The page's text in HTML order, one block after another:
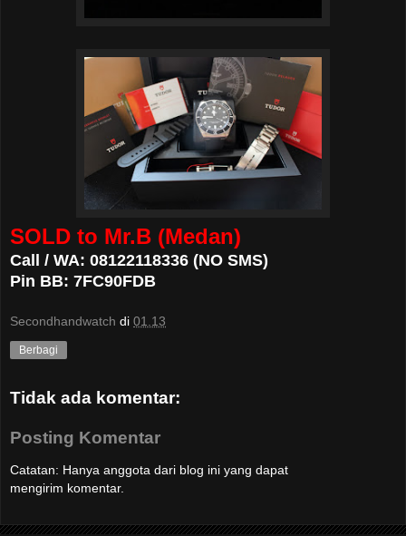
SOLD to Mr.B (Medan)
Call / WA: 08122118336 (NO SMS)
Pin BB: 7FC90FDB
Secondhandwatch di 01.13
Berbagi
Tidak ada komentar:
Posting Komentar
Catatan: Hanya anggota dari blog ini yang dapat
mengirim komentar.